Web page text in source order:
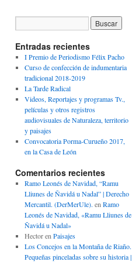
Entradas recientes
I Premio de Periodismo Félix Pacho
Curso de confección de indumentaria
tradicional 2018-2019
La Tarde Radical
Videos, Reportajes y programas Tv.,
películas y otros registros
audiovisuales de Naturaleza, territorio
y paisajes
Convocatoria Porma-Curueño 2017,
en la Casa de León
Comentarios recientes
Ramo Leonés de Navidad, “Ramu
Lliunes de Ñavidá u Nadal” | Derecho
Mercantil. (DerMerUle). en Ramo
Leonés de Navidad, «Ramu Lliunes de
Ñavidá u Nadal»
Hectoren Paisajes
Los Concejos en la Montaña de Riaño.
Pequeñas pinceladas sobre su historia |